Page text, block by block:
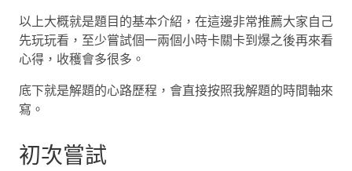
以上大概就是題目的基本介紹，在這邊非常推薦大家自己
先玩玩看，至少嘗試個一兩個小時卡關卡到爆之後再來看
心得，收穫會多很多。
底下就是解題的心路歷程，會直接按照我解題的時間軸來
寫。
初次嘗試